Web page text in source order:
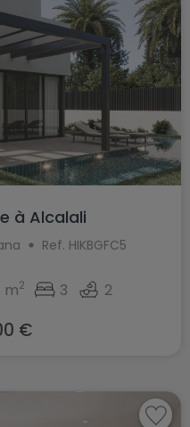
à Alcalali
Ref. HIKBGFC5
m2 3 2
€